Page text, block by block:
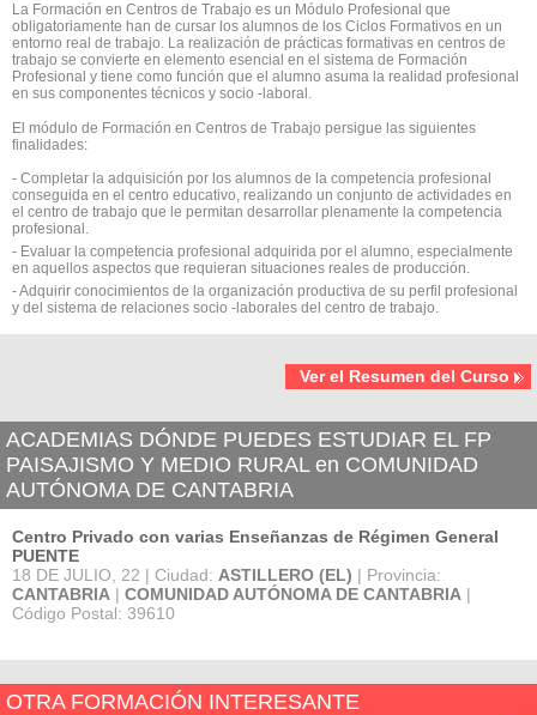
La Formación en Centros de Trabajo es un Módulo Profesional que
obligatoriamente han de cursar los alumnos de los Ciclos Formativos en un
entorno real de trabajo. La realización de prácticas formativas en centros de
trabajo se convierte en elemento esencial en el sistema de Formación
Profesional y tiene como función que el alumno asuma la realidad profesional
en sus componentes técnicos y socio -laboral.
El módulo de Formación en Centros de Trabajo persigue las siguientes
finalidades:
- Completar la adquisición por los alumnos de la competencia profesional
conseguida en el centro educativo, realizando un conjunto de actividades en
el centro de trabajo que le permitan desarrollar plenamente la competencia
profesional.
- Evaluar la competencia profesional adquirida por el alumno, especialmente
en aquellos aspectos que requieran situaciones reales de producción.
- Adquirir conocimientos de la organización productiva de su perfil profesional
y del sistema de relaciones socio -laborales del centro de trabajo.
Ver el Resumen del Curso
ACADEMIAS DÓNDE PUEDES ESTUDIAR EL FP
PAISAJISMO Y MEDIO RURAL en COMUNIDAD
AUTÓNOMA DE CANTABRIA
Centro Privado con varias Enseñanzas de Régimen General
PUENTE
18 DE JULIO, 22 | Ciudad: ASTILLERO (EL) | Provincia:
CANTABRIA | COMUNIDAD AUTÓNOMA DE CANTABRIA |
Código Postal: 39610
OTRA FORMACIÓN INTERESANTE